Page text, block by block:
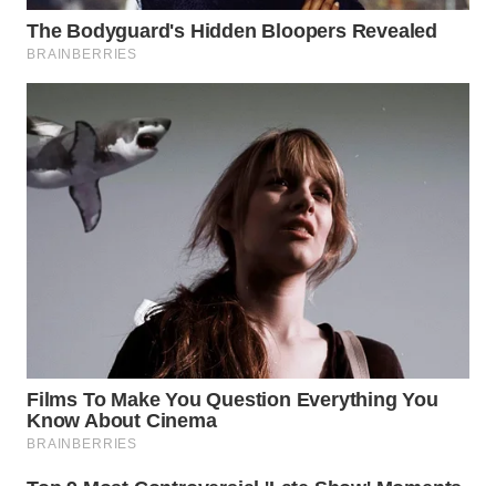
PRIANGAN
TIMUR
SEMARANG
WN
SOLO
WN
SURABAYA